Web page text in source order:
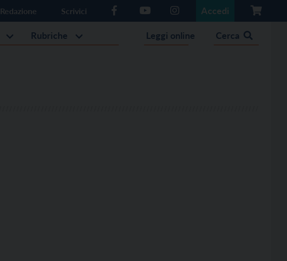
Redazione Scrivici Accedi
Rubriche Leggi online Cerca